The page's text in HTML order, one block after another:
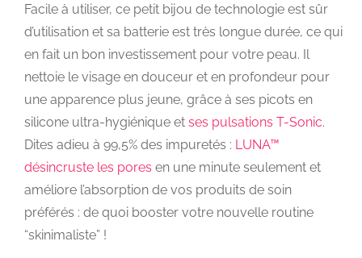
Facile à utiliser, ce petit bijou de technologie est sûr
d’utilisation et sa batterie est très longue durée, ce qui
en fait un bon investissement pour votre peau. Il
nettoie le visage en douceur et en profondeur pour
une apparence plus jeune, grâce à ses picots en
silicone ultra-hygiénique et ses pulsations T-Sonic.
Dites adieu à 99,5% des impuretés : LUNA™
désincruste les pores en une minute seulement et
améliore l’absorption de vos produits de soin
préférés : de quoi booster votre nouvelle routine
“skinimaliste” !